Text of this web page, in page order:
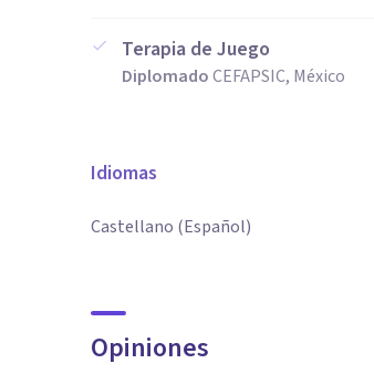
Terapia de Juego
DiplomadoCEFAPSIC, México
Idiomas
Castellano (Español)
Opiniones